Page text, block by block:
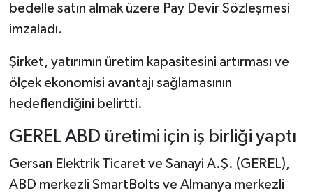
bedelle satın almak üzere Pay Devir Sözleşmesi
imzaladı.
Şirket, yatırımın üretim kapasitesini artırması ve
ölçek ekonomisi avantajı sağlamasının
hedeflendiğini belirtti.
GEREL ABD üretimi için iş birliği yaptı
Gersan Elektrik Ticaret ve Sanayi A.Ş. (GEREL),
ABD merkezli SmartBolts ve Almanya merkezli